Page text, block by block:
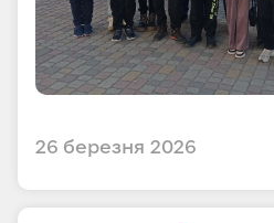
26 березня 2026